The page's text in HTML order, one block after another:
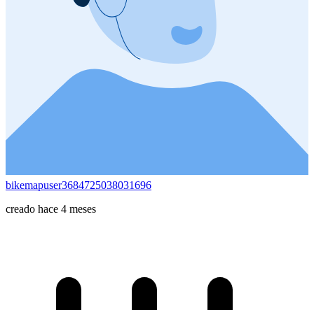
bikemapuser3684725038031696
creado hace 4 meses